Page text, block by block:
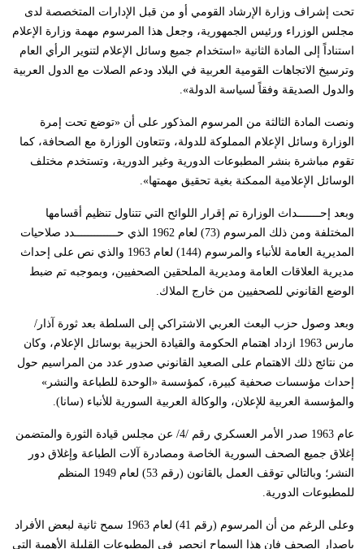
تحت إشراف وزارة الإرشاد القومي أو من قبل الإدارات المتخصصة لدى
مجلس الوزراء ورئيس الجمهورية، وجعل هذا المرسوم مهمة وزارة الإعلام
استناداً إلى المادة الثانية «استخدام جميع وسائل الإعلام لتنوير الرأي العام
وترسيخ الاتجاهات القومية العربية في البلاد ودعم الصلات مع الدول العربية
والدول الصديقة وفقاً لسياسة الدولة».
ونصت المادة الثالثة من المرسوم المذكور على أن «توضع تحت إمرة
الوزارة وسائل الإعلام المملوكة للدولة، وتتعاون الوزارة مع الصحافة، كما
تقوم مباشرة بنشر المطبوعات الدورية وغير الدورية، وتستخدم مختلف
الوسائل الإعلامية الممكنة بغية تحقيق مهمتها».
وبعد إحـــــــداث الوزارة تم إقرار اللوائح التي تتناول تنظيم أقسامها
المختلفة ومن ذلك المرسوم (73) لعام 1962 الذي حـــــــــــــدد صلاحيات
المديرية العامة للأنباء والمرسوم (144) لعام 1963 والذي نص على إحداث
مديرية العلاقات العامة ومديرية الملحقين الصحفيين، وبموجبه تم ضبط
الوضع القانوني للصحفيين من خارج الملاك.
وبعد وصول حزب البعث العربي الاشتراكي إلى السلطة بعد ثورة آذار/
مارس 1963 ازداد اهتمام الحكومة والقيادة الحزبية بوسائل الإعلام، وكان
من نتائج ذلك الاهتمام على الصعيد القانوني صدور عدد من المراسيم حول
إحداث مؤسسات صحفية كبيرة، كمؤسسة «الوحدة للطباعة والنشر»
والمؤسسة العربية للإعلان، والوكالة العربية السورية للأنباء (سانا).
عام 1963 صدر الأمر العسكري رقم /4/ عن مجلس قيادة الثورة والمتضمن
إغلاق جميع الصحف السورية الخاصة ومصادرة آلات الطباعة وإغلاق دور
النشر؛ وبالتالي توقف العمل بالقانون (رقم 53) لعام 1949 المنظم
للمطبوعات الدورية.
وعلى الرغم من أن المرسوم (رقم 41) لعام 1963 سمح ثانية لبعض الأفراد
بإصدار الصحف فإن هذا السماح انحصر في المطبوعات القليلة الأهمية التي